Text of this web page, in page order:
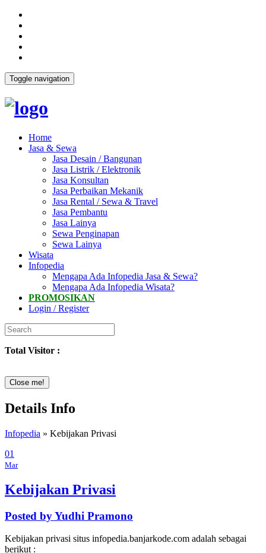
Toggle navigation
Home
Jasa & Sewa
Jasa Desain / Bangunan
Jasa Listrik / Elektronik
Jasa Konsultan
Jasa Perbaikan Mekanik
Jasa Rental / Sewa & Travel
Jasa Pembantu
Jasa Lainya
Sewa Penginapan
Sewa Lainya
Wisata
Infopedia
Mengapa Ada Infopedia Jasa & Sewa?
Mengapa Ada Infopedia Wisata?
PROMOSIKAN
Login / Register
Total Visitor :
Close me!
Details Info
Infopedia » Kebijakan Privasi
01
Mar
Kebijakan Privasi
Posted by Yudhi Pramono
Kebijakan privasi situs infopedia.banjarkode.com adalah sebagai
berikut :